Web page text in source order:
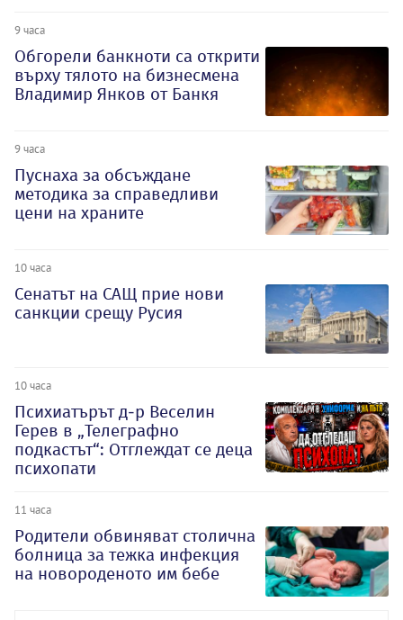
9 часа
Обгорели банкноти са открити
върху тялото на бизнесмена
Владимир Янков от Банкя
9 часа
Пуснаха за обсъждане
методика за справедливи
цени на храните
10 часа
Сенатът на САЩ прие нови
санкции срещу Русия
10 часа
Психиатърът д-р Веселин
Герев в „Телеграфно
подкастът“: Отглеждат се деца
психопати
11 часа
Родители обвиняват столична
болница за тежка инфекция
на новороденото им бебе